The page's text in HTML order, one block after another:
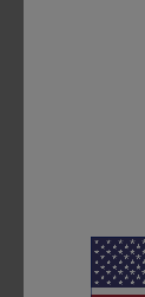
FSC-